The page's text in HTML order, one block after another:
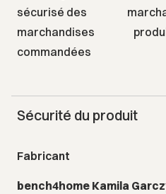
sécurisé des
marchandises
commandées
Sécurité du produit
Fabricant
bench4home Kamila